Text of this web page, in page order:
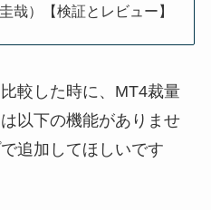
圭哉）【検証とレビュー】
較した時に、MT4裁量
以下の機能がありませ
追加してほしいです